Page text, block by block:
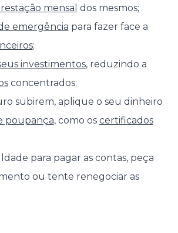
mensal dos mesmos;
emergência para fazer face a
;
investimentos, reduzindo a
concentrados;
subirem, aplique o seu dinheiro
poupança, como os certificados
para pagar as contas, peça
ou tente renegociar as